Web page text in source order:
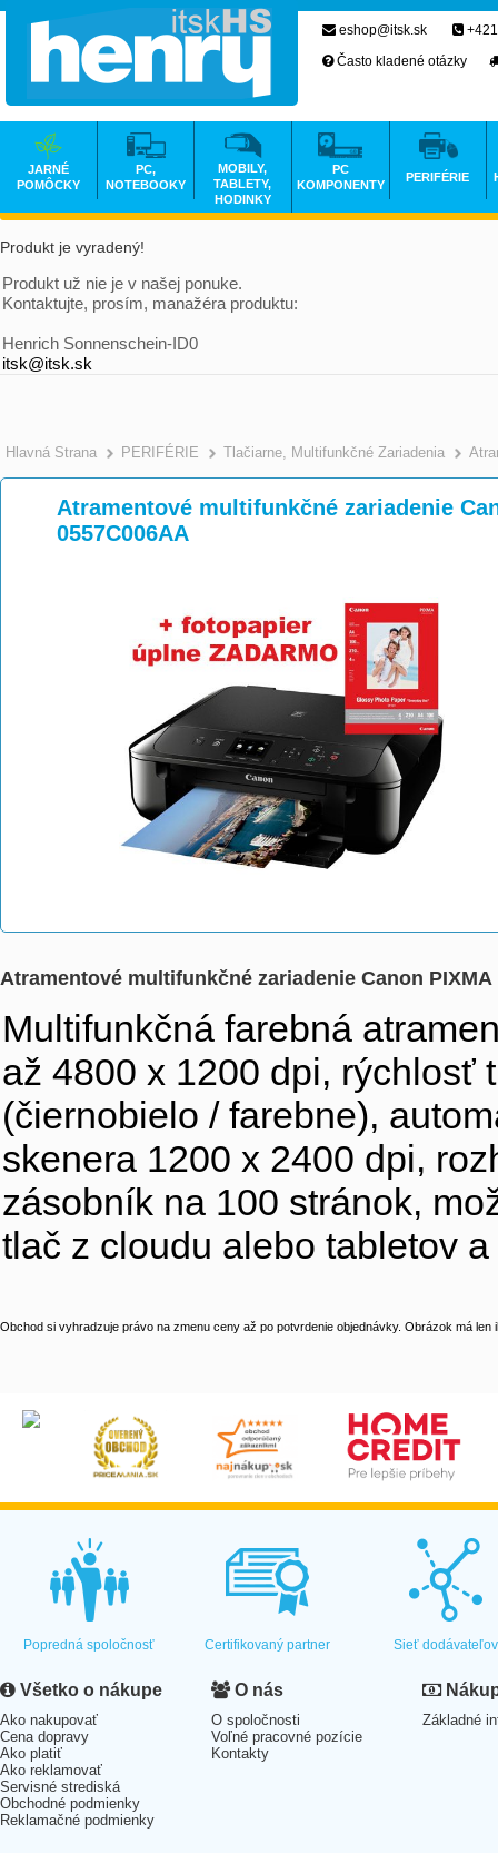
Produkt je vyradený!
Produkt už nie je v našej ponuke.
Kontaktujte, prosím, manažéra produktu:
Henrich Sonnenschein-ID0
itsk@itsk.sk
Hlavná Strana >
PERIFÉRIE >
Tlačiarne, Multifunkčné Zariadenia
Atramentové multifunkčné zariadenie
0557C006AA
Atramentové multifunkčné zariadenie Canon PIXMA
Multifunkčná farebná
až 4800 x 1200 dpi, rýchlosť
(čiernobielo / farebne),
skenera 1200 x 2400 dpi,
zásobník na 100 stránok,
tlač z cloudu alebo tabletov
Obchod si vyhradzuje právo na zmenu ceny až po potvrdenie objednávky. Obrázok má len
eshop@itsk.sk
Často kladené otázky
JARNÉ
POMÔCKY
PC,
NOTEBOOKY
MOBILY,
TABLETY,
HODINKY
PC
KOMPONENTY
PERIFÉRIE
Popredná spoločnosť Certifikovaný partner Sieť dodávateľov
Všetko o nákupe
Ako nakupovať
Cena dopravy
Ako platiť
Ako reklamovať
Servisné strediská
Obchodné podmienky
Reklamačné podmienky
O nás
O spoločnosti
Voľné pracovné pozície
Kontakty
Základné